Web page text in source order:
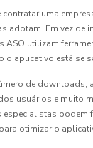
uma
adotam. Em vez de
ASO utilizam
o aplicativo está se
de downloads,
usuários e muito
especialistas podem
otimizar o